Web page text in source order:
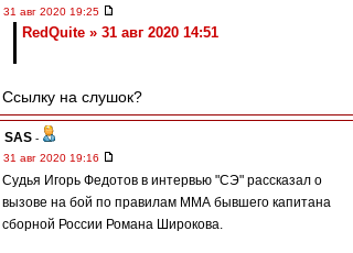
31 авг 2020 19:25
RedQuite » 31 авг 2020 14:51
Ссылку на слушок?
SAS -
31 авг 2020 19:16
Судья Игорь Федотов в интервью "СЭ" рассказал о
вызове на бой по правилам ММА бывшего капитана
сборной России Романа Широкова.